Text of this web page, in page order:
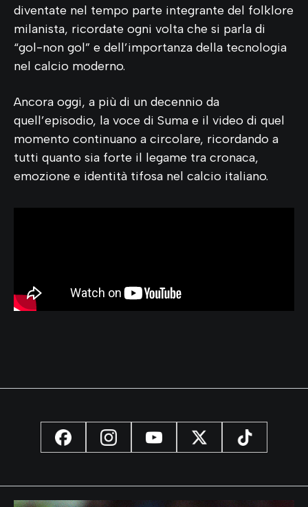
diventate nel tempo parte integrante del folklore
milanista, ricordate ogni volta che si parla di
“gol-non gol” e dell’importanza della tecnologia
nel calcio moderno.
Ancora oggi, a più di un decennio da
quell’episodio, la voce di Suma e il video di quel
momento continuano a circolare, ricordando a
tutti quanto sia forte il legame tra cronaca,
emozione e identità tifosa nel calcio italiano.